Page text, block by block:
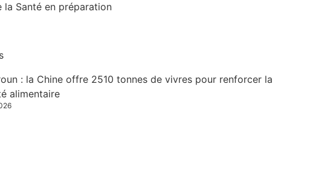
la Santé en préparation
: la Chine offre 2510 tonnes de vivres pour renforcer la
alimentaire